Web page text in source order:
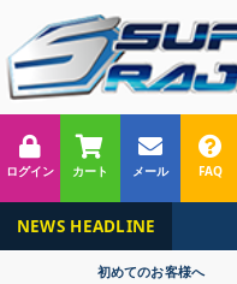
ログイン カート メール FAQ
NEWS HEADLINE
初めてのお客様へ